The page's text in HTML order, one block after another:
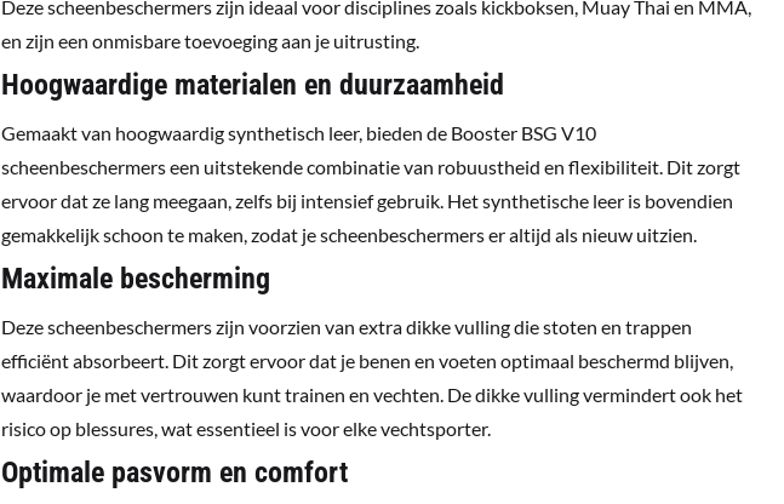
Deze scheenbeschermers zijn ideaal voor disciplines zoals kickboksen, Muay Thai en MMA,
en zijn een onmisbare toevoeging aan je uitrusting.
Hoogwaardige materialen en duurzaamheid
Gemaakt van hoogwaardig synthetisch leer, bieden de Booster BSG V10
scheenbeschermers een uitstekende combinatie van robuustheid en flexibiliteit. Dit zorgt
ervoor dat ze lang meegaan, zelfs bij intensief gebruik. Het synthetische leer is bovendien
gemakkelijk schoon te maken, zodat je scheenbeschermers er altijd als nieuw uitzien.
Maximale bescherming
Deze scheenbeschermers zijn voorzien van extra dikke vulling die stoten en trappen
efficiënt absorbeert. Dit zorgt ervoor dat je benen en voeten optimaal beschermd blijven,
waardoor je met vertrouwen kunt trainen en vechten. De dikke vulling vermindert ook het
risico op blessures, wat essentieel is voor elke vechtsporter.
Optimale pasvorm en comfort